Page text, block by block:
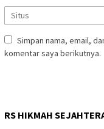
Simpan nama, email,
komentar saya berikutnya.
RS HIKMAH